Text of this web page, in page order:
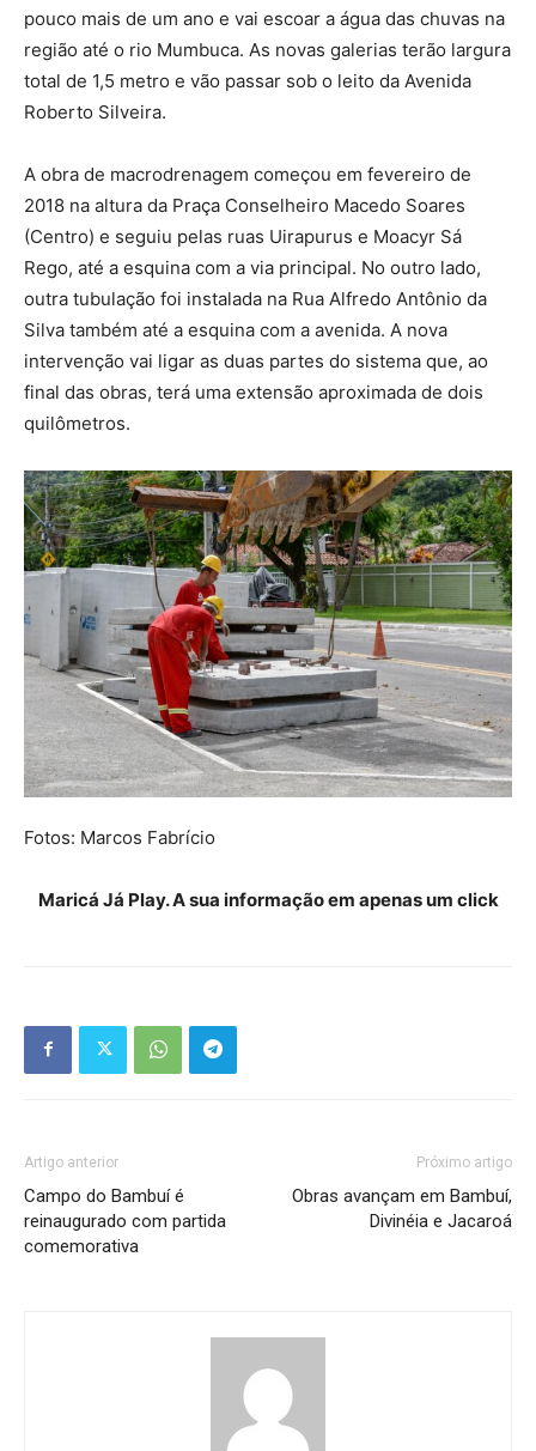
pouco mais de um ano e vai escoar a água das chuvas na
região até o rio Mumbuca. As novas galerias terão largura
total de 1,5 metro e vão passar sob o leito da Avenida
Roberto Silveira.
A obra de macrodrenagem começou em fevereiro de
2018 na altura da Praça Conselheiro Macedo Soares
(Centro) e seguiu pelas ruas Uirapurus e Moacyr Sá
Rego, até a esquina com a via principal. No outro lado,
outra tubulação foi instalada na Rua Alfredo Antônio da
Silva também até a esquina com a avenida. A nova
intervenção vai ligar as duas partes do sistema que, ao
final das obras, terá uma extensão aproximada de dois
quilômetros.
Fotos: Marcos Fabrício
Maricá Já Play. A sua informação em apenas um click
Artigo anterior
Campo do Bambuí é
reinaugurado com partida
comemorativa
Próximo artigo
Obras avançam em Bambuí,
Divinéia e Jacaroá